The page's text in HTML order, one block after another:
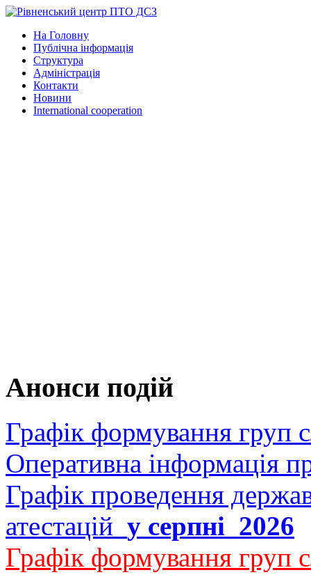
На Головну
Публічна інформація
Структура
Адміністрація
Контакти
Новини
International cooperation
Анонси подій
Графік формування груп
Оперативна інформація
Графік проведення
атестацій у серпні 2026
Графік формування груп